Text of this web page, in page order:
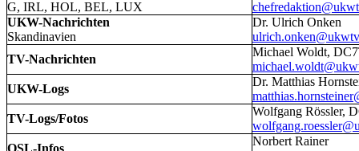
G, IRL, HOL, BEL, LUX
UKW-Nachrichten
Skandinavien
Dr. Ulrich Onken
TV-Nachrichten
Michael Woldt,
UKW-Logs
Dr. Matthias
TV-Logs/Fotos
Wolfgang Rössler,
Norbert Rainer